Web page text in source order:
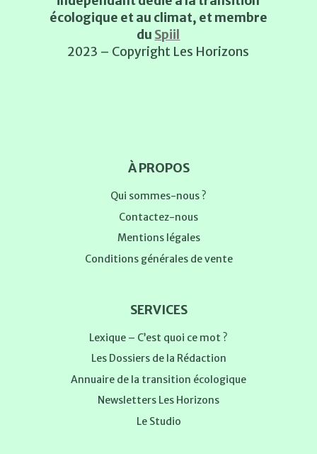
écologique et au climat, et membre
du Spiil
2023 – Copyright Les Horizons
À PROPOS
Qui sommes-nous ?
Contactez-nous
Mentions légales
Conditions générales de vente
SERVICES
Lexique – C’est quoi ce mot ?
Les Dossiers de la Rédaction
Annuaire de la transition écologique
Newsletters Les Horizons
Le Studio